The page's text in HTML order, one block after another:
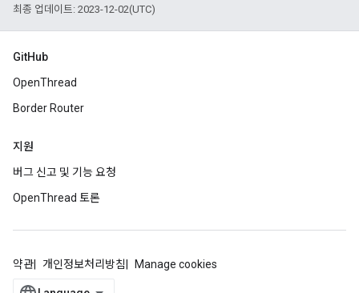
최종 업데이트: 2023-12-02(UTC)
GitHub
OpenThread
Border Router
지원
버그 신고 및 기능 요청
OpenThread 토론
약관 개인정보처리방침 Manage cookies